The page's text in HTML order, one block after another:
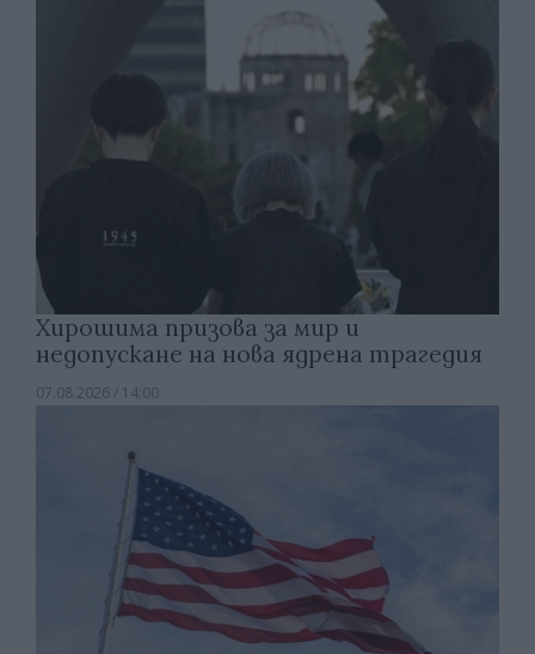
Хирошима призова за мир и
недопускане на нова ядрена трагедия
07.08.2026 / 14:00